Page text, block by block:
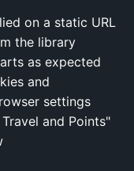
on a static URL
the library
as expected
and
settings
and Points"